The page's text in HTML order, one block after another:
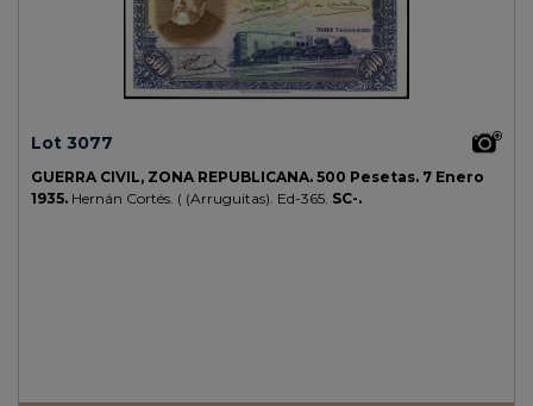
Lot 3077
GUERRA CIVIL, ZONA REPUBLICANA. 500 Pesetas. 7 Enero
1935. Hernán Cortés. ( (Arruguitas). Ed-365. SC-.